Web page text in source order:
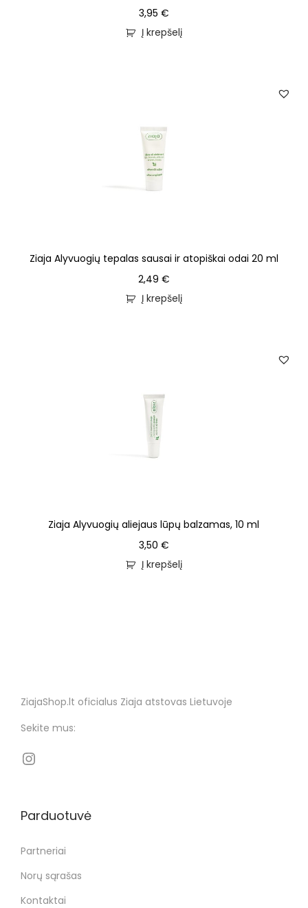
3,95 €
Į krepšelį
Ziaja Alyvuogių tepalas sausai ir atopiškai odai 20 ml
2,49 €
Į krepšelį
Ziaja Alyvuogių aliejaus lūpų balzamas, 10 ml
3,50 €
Į krepšelį
ZiajaShop.lt oficialus Ziaja atstovas Lietuvoje
Sekite mus:
Parduotuvė
Partneriai
Norų sąrašas
Kontaktai